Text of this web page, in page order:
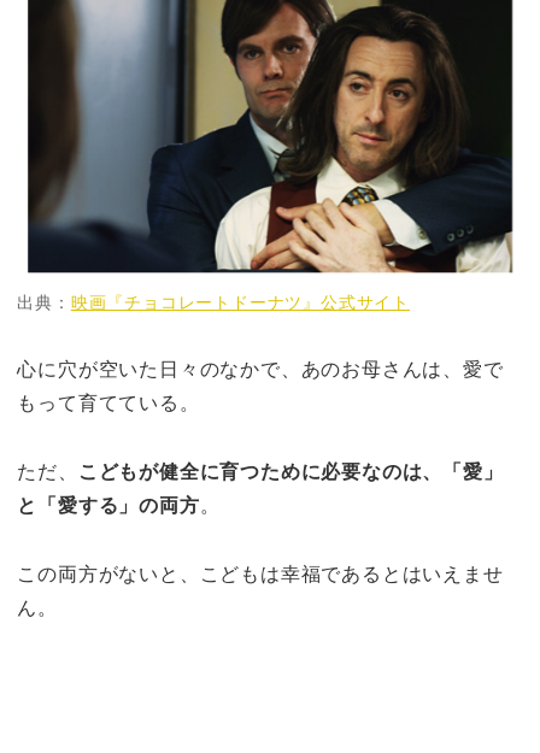
出典： 映画『チョコレートドーナツ』公式サイト
心に穴が空いた日々のなかで、あのお母さんは、愛で
もって育てている。
ただ、
こどもが健全に育つために必要なのは、「愛」
と「愛する」の両方。
この両方がないと、こどもは幸福であるとはいえませ
ん。